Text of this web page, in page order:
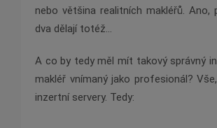
nebo většina realitních makléřů. Ano,
dva dělají totéž…
A co by tedy měl mít takový správný
makléř vnímaný jako profesionál?
inzertní servery. Tedy: